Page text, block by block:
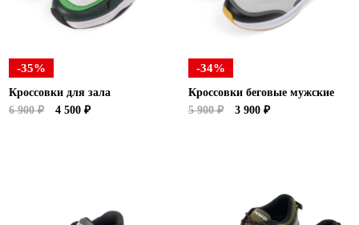
-35%
Кроссовки для зала
6 900 ₽
4 500 ₽
-34%
Кроссовки беговые мужские
5 900 ₽
3 900 ₽